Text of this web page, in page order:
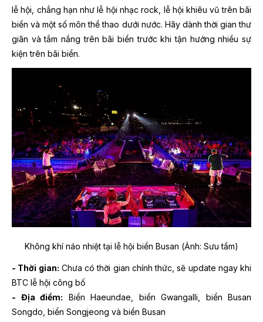
lễ hội, chẳng hạn như lễ hội nhạc rock, lễ hội khiêu vũ trên bãi
biển và một số môn thể thao dưới nước. Hãy dành thời gian thư
giãn và tắm nắng trên bãi biển trước khi tận hưởng nhiều sự
kiện trên bãi biển.
Không khí náo nhiệt tại lễ hội biển Busan (Ảnh: Sưu tầm)
- Thời gian: Chưa có thời gian chính thức, sẽ update ngay khi
BTC lễ hội công bố
- Địa điểm: Biển Haeundae, biển Gwangalli, biển Busan
Songdo, biển Songjeong và biển Busan